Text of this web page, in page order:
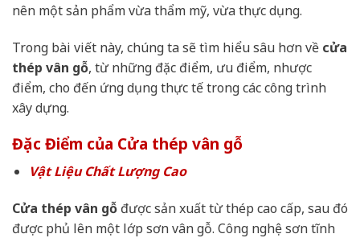
nên một sản phẩm vừa thẩm mỹ, vừa thực dụng.
Trong bài viết này, chúng ta sẽ tìm hiểu sâu hơn về cửa
thép vân gỗ, từ những đặc điểm, ưu điểm, nhược
điểm, cho đến ứng dụng thực tế trong các công trình
xây dựng.
Đặc Điểm của Cửa thép vân gỗ
Vật Liệu Chất Lượng Cao
Cửa thép vân gỗ được sản xuất từ thép cao cấp, sau đó
được phủ lên một lớp sơn vân gỗ. Công nghệ sơn tĩnh